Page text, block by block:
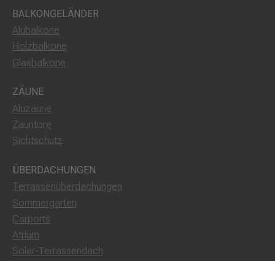
BALKONGELÄNDER
Alubalkone
Holzbalkone
Glasbalkone
ZÄUNE
Aluzäune
Zauntore
Sichtschutz
ÜBERDACHUNGEN
Terrassenüberdachungen
Sommergarten
Carports
Atrium
Solar-Terrassendach